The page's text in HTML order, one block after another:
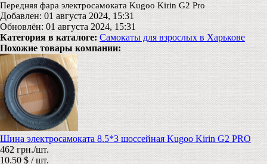
Передняя фара электросамоката Kugoo Kirin G2 Pro
Добавлен: 01 августа 2024, 15:31
Обновлён: 01 августа 2024, 15:31
Категория в каталоге: Самокаты для взрослых в Харькове
Похожие товары компании:
Шина электросамоката 8.5*3 шоссейная Kugoo Kirin G2 PRO
462 грн./шт.
10.50 $ / шт.